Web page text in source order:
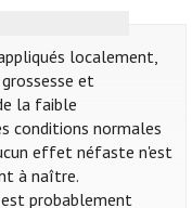
localement,
et
la faible
conditions normales
effet néfaste n'est
à naître.
probablement